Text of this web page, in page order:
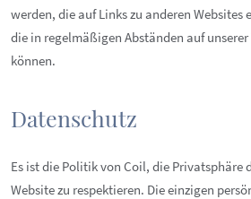
werden, die auf Links zu anderen Websites
die in regelmäßigen Abständen auf
können.
Datenschutz
Es ist die Politik von Coil, die Privatsphäre
Website zu respektieren. Die einzigen